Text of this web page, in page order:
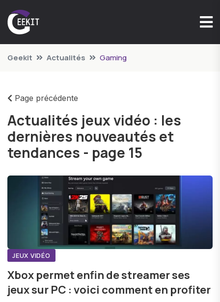
Geekit Actualités Gaming
Page précédente
Actualités jeux vidéo : les
dernières nouveautés et
tendances - page 15
JEUX VIDÉO
Xbox permet enfin de streamer ses
jeux sur PC : voici comment en profiter